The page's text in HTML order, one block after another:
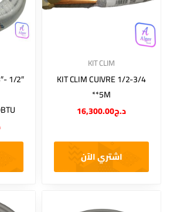
1/2″
KIT CLIM
KIT CLIM CUIVRE 1/2-3/4
**5M
د.ج16,300.00
اشتري الآن